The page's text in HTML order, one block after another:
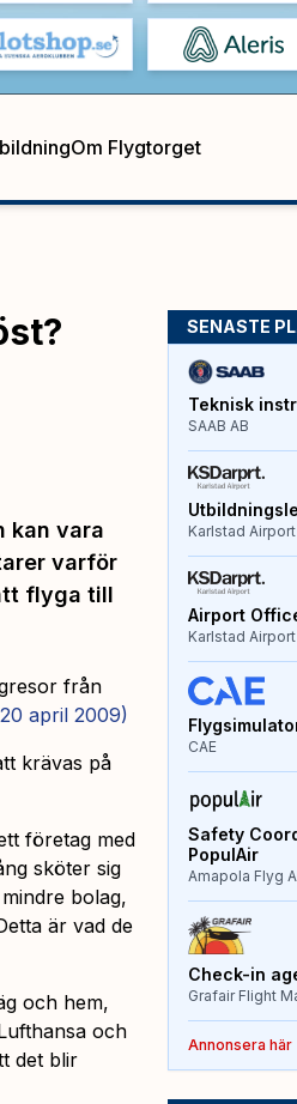
Om Flygtorget
kan vara
varför
flyga till
från
april 2009)
krävas på
företag med
sköter sig
bolag,
är vad de
och hem,
och
det blir
SENASTE
Teknisk
SAAB AB
Karlstad Airport
Airport
Karlstad Airport
CAE
Safety
PopulAir
Amapola Flyg
Check-in
Grafair Flight
Annonsera här